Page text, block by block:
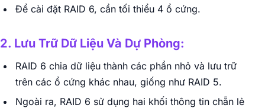
Để cài đặt RAID 6, cần tối thiểu 4 ổ cứng.
2. Lưu Trữ Dữ Liệu Và Dự Phòng:
RAID 6 chia dữ liệu thành các phần nhỏ và lưu trữ
trên các ổ cứng khác nhau, giống như RAID 5.
Ngoài ra, RAID 6 sử dụng hai khối thông tin chẵn lẻ